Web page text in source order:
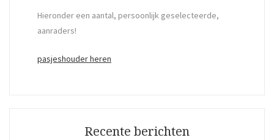
Hieronder een aantal, persoonlijk geselecteerde,
aanraders!
pasjeshouder heren
Recente berichten